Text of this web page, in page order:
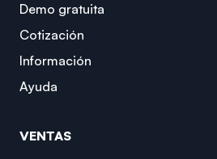
Demo gratuita
Cotización
Información
Ayuda
VENTAS